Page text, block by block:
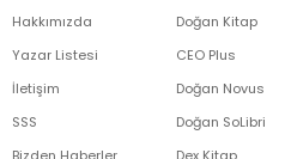
Hakkımızda
Yazar Listesi
İletişim
SSS
Doğan Kitap
CEO Plus
Doğan Novus
Doğan SoLibri